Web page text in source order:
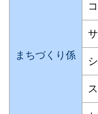
まちづくり係
コ
サ
シ
ス